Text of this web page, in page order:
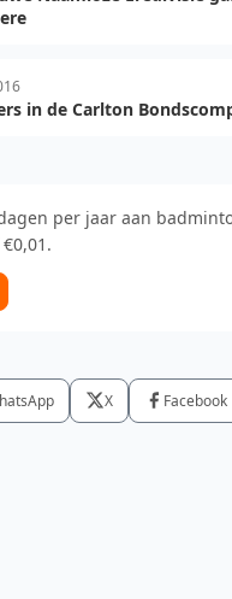
in de Carlton
per jaar aan
X Facebook